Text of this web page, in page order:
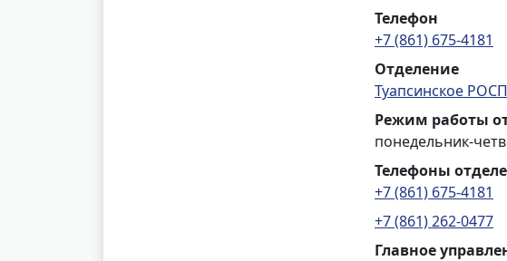
Телефон
+7 (861) 675-4181
Отделение
Туапсинское РОСП
Режим работы
понедельник-
Телефоны
+7 (861) 675-4181
+7 (861) 262-0477
Главное